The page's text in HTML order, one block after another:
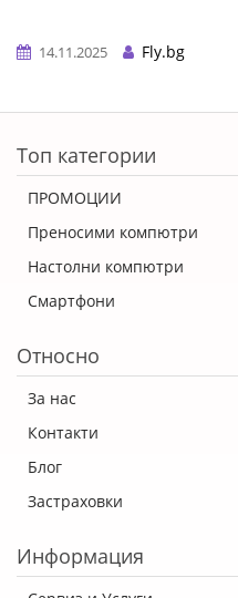
14.11.2025
Fly.bg
Топ категории
ПРОМОЦИИ
Преносими компютри
Настолни компютри
Смартфони
Относно
За нас
Контакти
Блог
Застраховки
Информация